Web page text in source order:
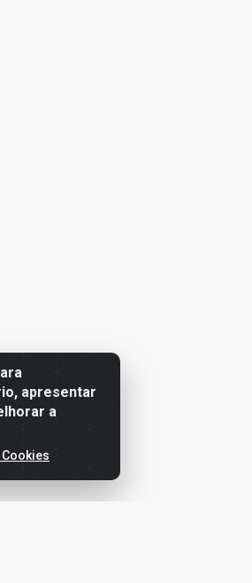
apresentar
a